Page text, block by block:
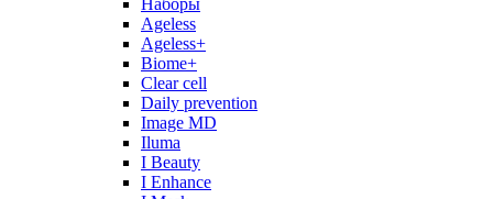
Наборы
Ageless
Ageless+
Biome+
Clear cell
Daily prevention
Image MD
Iluma
I Beauty
I Enhance